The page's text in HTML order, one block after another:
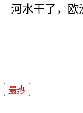
河水干了，欧
最热